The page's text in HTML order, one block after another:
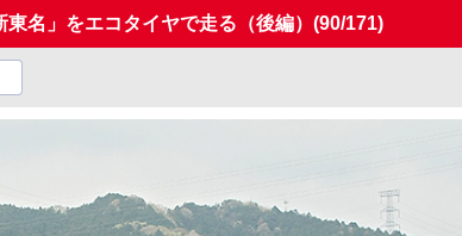
名」をエコタイヤで走る（後編） (90/171)